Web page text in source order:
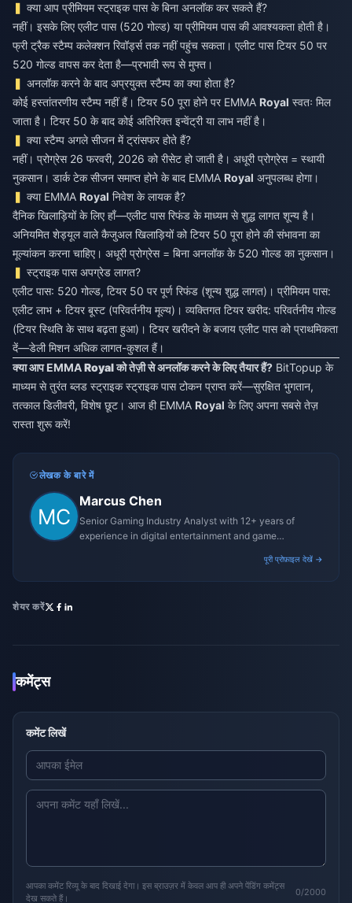
क्या आप प्रीमियम स्ट्राइक पास के बिना अनलॉक कर सकते हैं?
नहीं। इसके लिए एलीट पास (520 गोल्ड) या प्रीमियम पास की आवश्यकता होती है।
फ्री ट्रैक स्टैम्प कलेक्शन रिवॉर्ड्स तक नहीं पहुंच सकता। एलीट पास टियर 50 पर
520 गोल्ड वापस कर देता है—प्रभावी रूप से मुफ्त।
अनलॉक करने के बाद अप्रयुक्त स्टैम्प का क्या होता है?
कोई हस्तांतरणीय स्टैम्प नहीं हैं। टियर 50 पूरा होने पर EMMA Royal स्वतः मिल
जाता है। टियर 50 के बाद कोई अतिरिक्त इन्वेंट्री या लाभ नहीं है।
क्या स्टैम्प अगले सीजन में ट्रांसफर होते हैं?
नहीं। प्रोग्रेस 26 फरवरी, 2026 को रीसेट हो जाती है। अधूरी प्रोग्रेस = स्थायी
नुकसान। डार्क टेक सीजन समाप्त होने के बाद EMMA Royal अनुपलब्ध होगा।
क्या EMMA Royal निवेश के लायक है?
दैनिक खिलाड़ियों के लिए हाँ—एलीट पास रिफंड के माध्यम से शुद्ध लागत शून्य है।
अनियमित शेड्यूल वाले कैजुअल खिलाड़ियों को टियर 50 पूरा होने की संभावना का
मूल्यांकन करना चाहिए। अधूरी प्रोग्रेस = बिना अनलॉक के 520 गोल्ड का नुकसान।
स्ट्राइक पास अपग्रेड लागत?
एलीट पास: 520 गोल्ड, टियर 50 पर पूर्ण रिफंड (शून्य शुद्ध लागत)। प्रीमियम पास:
एलीट लाभ + टियर बूस्ट (परिवर्तनीय मूल्य)। व्यक्तिगत टियर खरीद: परिवर्तनीय गोल्ड
(टियर स्थिति के साथ बढ़ता हुआ)। टियर खरीदने के बजाय एलीट पास को प्राथमिकता
दें—डेली मिशन अधिक लागत-कुशल हैं।
क्या आप EMMARoyalको तेज़ी से अनलॉक करने के लिए तैयार हैं? BitTopup के
माध्यम से तुरंत ब्लड स्ट्राइक स्ट्राइक पास टोकन प्राप्त करें—सुरक्षित भुगतान,
तत्काल डिलीवरी, विशेष छूट। आज ही EMMA Royal के लिए अपना सबसे तेज़
रास्ता शुरू करें!
लेखक के बारे में
Marcus Chen
Senior Gaming Industry Analyst with 12+ years of
experience in digital entertainment and game
पूरी प्रोफ़ाइल देखें →
शेयर करें
कमेंट्स
कमेंट लिखें
आपका कमेंट रिव्यू के बाद दिखाई देगा। इस ब्राउज़र में केवल आप ही अपने पेंडिंग कमेंट्स
देख सकते हैं।
0/2000